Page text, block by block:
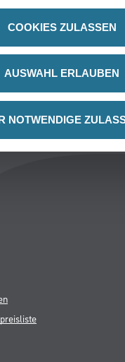
COOKIES ZULASSEN
AUSWAHL ERLAUBEN
NOTWENDIGE